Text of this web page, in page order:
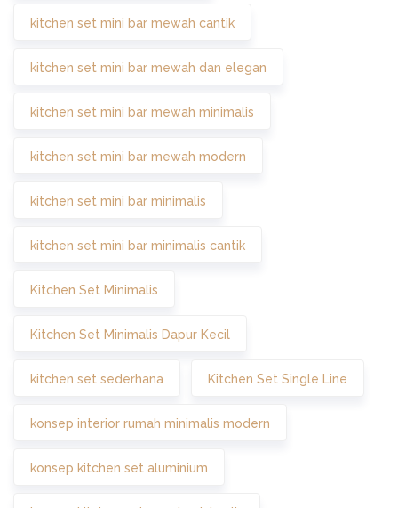
kitchen set mini bar mewah cantik
kitchen set mini bar mewah dan elegan
kitchen set mini bar mewah minimalis
kitchen set mini bar mewah modern
kitchen set mini bar minimalis
kitchen set mini bar minimalis cantik
Kitchen Set Minimalis
Kitchen Set Minimalis Dapur Kecil
kitchen set sederhana Kitchen Set Single Line
konsep interior rumah minimalis modern
konsep kitchen set aluminium